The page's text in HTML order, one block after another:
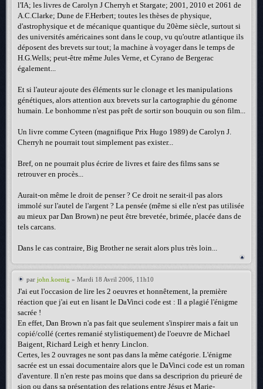
l'IA; les livres de Carolyn J Cherryh et Stargate; 2001, 2010 et 2061 de
A.C.Clarke; Dune de F.Herbert; toutes les thèses de physique,
d'astrophysique et de mécanique quantique du 20ème siècle, surtout si
des universités américaines sont dans le coup, vu qu'outre atlantique ils
déposent des brevets sur tout; la machine à voyager dans le temps de
H.G.Wells; peut-être même Jules Verne, et Cyrano de Bergerac
également...
Et si l'auteur ajoute des éléments sur le clonage et les manipulations
génétiques, alors attention aux brevets sur la cartographie du génome
humain. Le bonhomme n'est pas prêt de sortir son bouquin ou son film...
Un livre comme Cyteen (magnifique Prix Hugo 1989) de Carolyn J.
Cherryh ne pourrait tout simplement pas exister...
Bref, on ne pourrait plus écrire de livres et faire des films sans se
retrouver en procès...
Aurait-on même le droit de penser ? Ce droit ne serait-il pas alors
immolé sur l'autel de l'argent ? La pensée (même si elle n'est pas utilisée
au mieux par Dan Brown) ne peut être brevetée, brimée, placée dans de
tels carcans.
Dans le cas contraire, Big Brother ne serait alors plus très loin...
par john.koenig » Mardi 18 Avril 2006, 11h10
J'ai eut l'occasion de lire les 2 oeuvres et honnêtement, la première
réaction que j'ai eut en lisant le DaVinci code est : Il a plagié l'énigme
sacrée !
En effet, Dan Brown n'a pas fait que seulement s'inspirer mais a fait un
copié/collé (certes remanié stylistiquement) de l'oeuvre de Michael
Baigent, Richard Leigh et henry Linclon.
Certes, les 2 ouvrages ne sont pas dans la même catégorie. L'énigme
sacrée est un essai documentaire alors que le DaVinci code est un roman
d'aventure. Il n'en reste pas moins que dans sa descriprion du prieuré de
sion ou dans sa présentation des relations entre Jésus et Marie-